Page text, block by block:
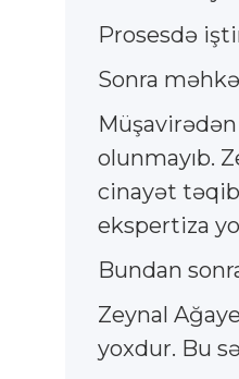
Prosesdə
Sonra
olunmayıb.
cinayət
ekspertiza
Bundan
Zeynal
yoxdur. Bu